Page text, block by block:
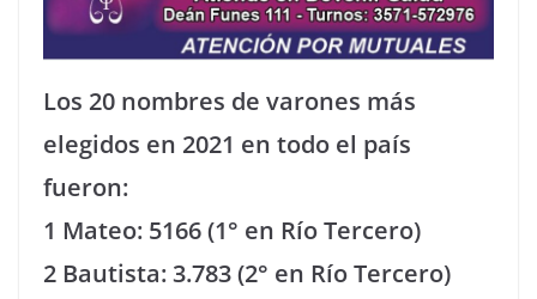
Los 20 nombres de varones más
elegidos en 2021 en todo el país
fueron:
1 Mateo: 5166 (1° en Río Tercero)
2 Bautista: 3.783 (2° en Río Tercero)